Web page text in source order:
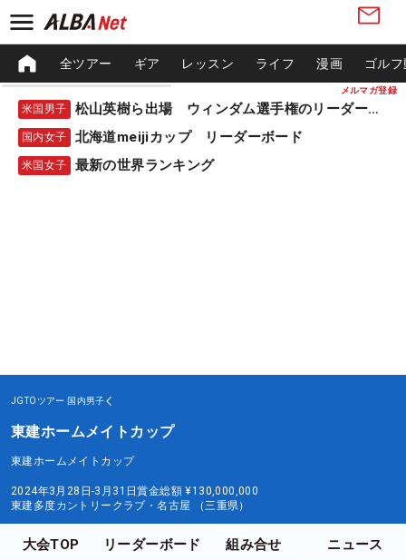
メルマガ登録
全ツアー ギア レッスン ライフ 漫画 ゴル
米国男子 松山英樹ら出場 ウィンダム選手権のリーダーボード
国内女子 北海道meijiカップ リーダーボード
米国女子 最新の世界ランキング
JGTOツアー 国内男子
東建ホームメイトカップ
東建ホームメイトカップ
2024年3月28日-3月31日賞金総額 ¥130,000,000
東建多度カントリークラブ・名古屋 （三重県）
大会TOP リーダーボード 組み合せ ニュース